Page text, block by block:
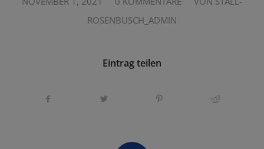
ROSENBUSCH_ADMIN
Eintrag teilen